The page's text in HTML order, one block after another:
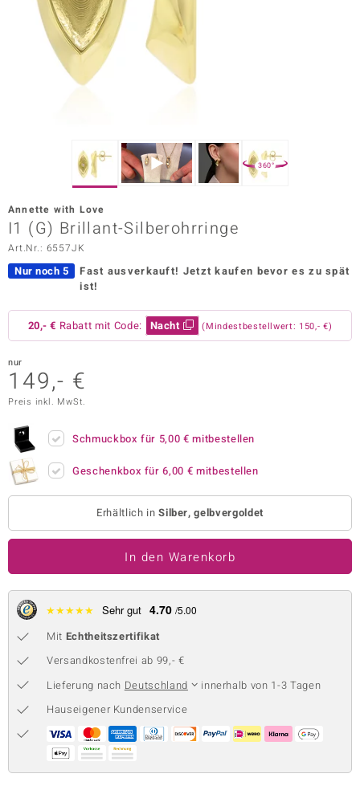
Edition
Vogue
Paraíso
Collection
Collection
Classics
360°
Annette with Love
I1 (G) Brillant-Silberohrringe
Art.Nr.: 6557JK
Nur noch 5 Fast ausverkauft! Jetzt kaufen bevor es zu spät
ist!
20,- € Rabatt mit Code: Nacht (Mindestbestellwert: 150,- €)
nur
149,- €
Preis inkl. MwSt.
Schmuckbox für 5,00 € mitbestellen
Geschenkbox für6,00 € mitbestellen
Erhältlich inSilber, gelbvergoldet
In den Warenkorb
★★★★★ Sehr gut 4.70 /5.00
Mit Echtheitszertifikat
Versandkostenfrei ab 99,- €
Lieferung nach Deutschland
innerhalb von 1-3 Tagen
Hauseigener Kundenservice